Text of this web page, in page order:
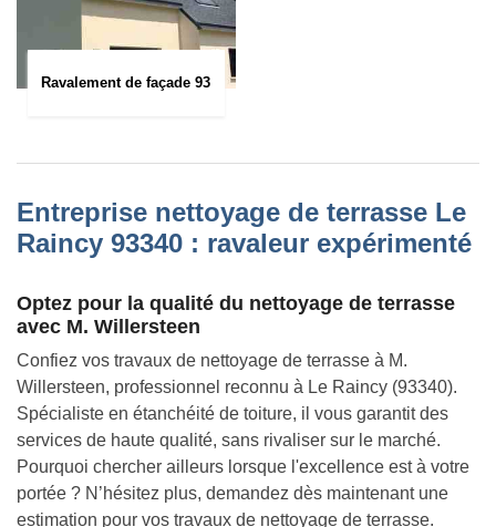
Ravalement de façade 93
Entreprise nettoyage de terrasse Le
Raincy 93340 : ravaleur expérimenté
Optez pour la qualité du nettoyage de terrasse
avec M. Willersteen
Confiez vos travaux de nettoyage de terrasse à M.
Willersteen, professionnel reconnu à Le Raincy (93340).
Spécialiste en étanchéité de toiture, il vous garantit des
services de haute qualité, sans rivaliser sur le marché.
Pourquoi chercher ailleurs lorsque l'excellence est à votre
portée ? N’hésitez plus, demandez dès maintenant une
estimation pour vos travaux de nettoyage de terrasse.